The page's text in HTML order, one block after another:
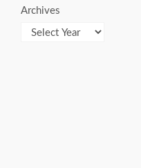
Archives